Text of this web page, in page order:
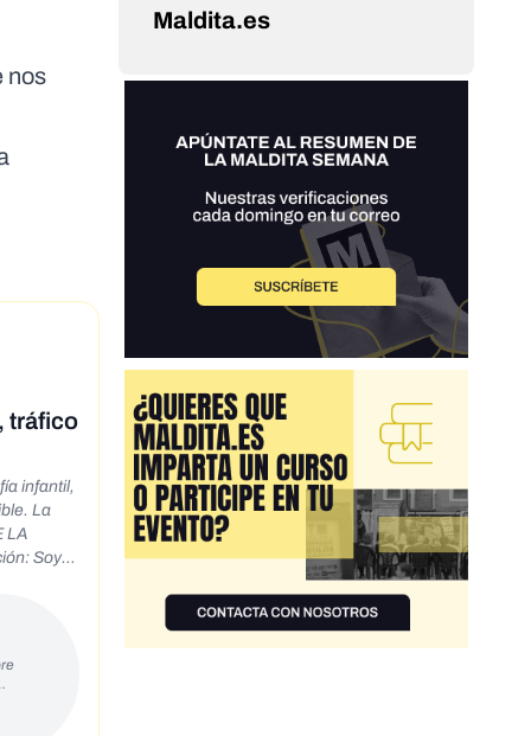
nos
tráfico
infantil,
La
LA
Soy la
la
6046
las
una
Maldita.es